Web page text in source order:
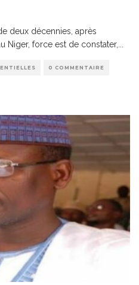
deux décennies, après
Niger, force est de constater,...
0 COMMENTAIRE